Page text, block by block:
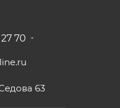
27 70
63